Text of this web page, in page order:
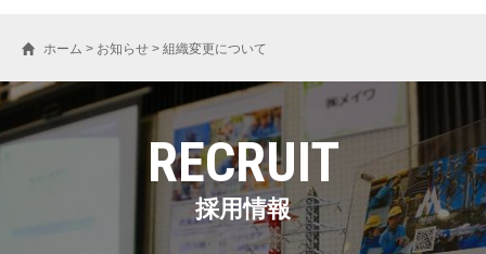
ホーム > お知らせ > 組織変更について
RECRUIT
採用情報